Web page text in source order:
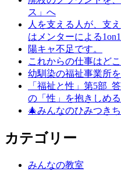
ス」へ
人を支える人が、支
はメンターによる
陽キャ不足です。
これからの仕事はど
幼馴染の福祉事業所
「福祉と性」第5部_
の「性」を抱きしめ
🎄みんなのひみつき
カテゴリー
みんなの教室